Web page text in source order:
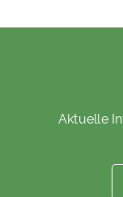
Aktuelle